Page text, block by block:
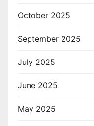
October 2025
September 2025
July 2025
June 2025
May 2025